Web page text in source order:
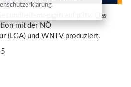
.
auf p3tv. Das
mit der NÖ
(LGA) und WNTV produziert.